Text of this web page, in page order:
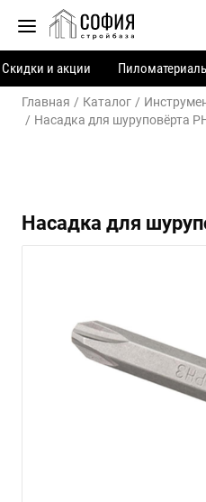
Скидки и акции
Главная Каталог
Насадка для шуруповёрта
Насадка для